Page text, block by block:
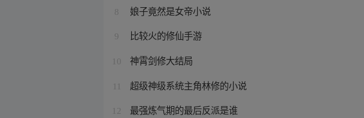
8 娘子竟然是女帝小说
9 比较火的修仙手游
10 神霄剑修大结局
超级神级系统主角林修的小说
12 最强炼气期的最后反派是谁